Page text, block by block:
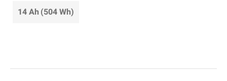
14 Ah (504 Wh)